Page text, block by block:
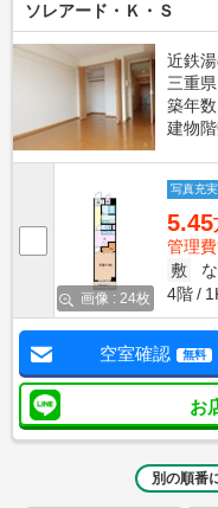
ソレアード・Ｋ・Ｓ
近鉄
三重
築年数
建物
画像 : 24枚
写真充実
5.45
管理
敷
4階
空室確認 無料
お
別の順番